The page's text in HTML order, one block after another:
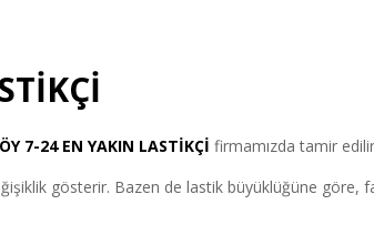
7-24 EN YAKIN LASTİKÇİfirmamızda tamir
gösterir. Bazen de lastik büyüklüğüne göre,